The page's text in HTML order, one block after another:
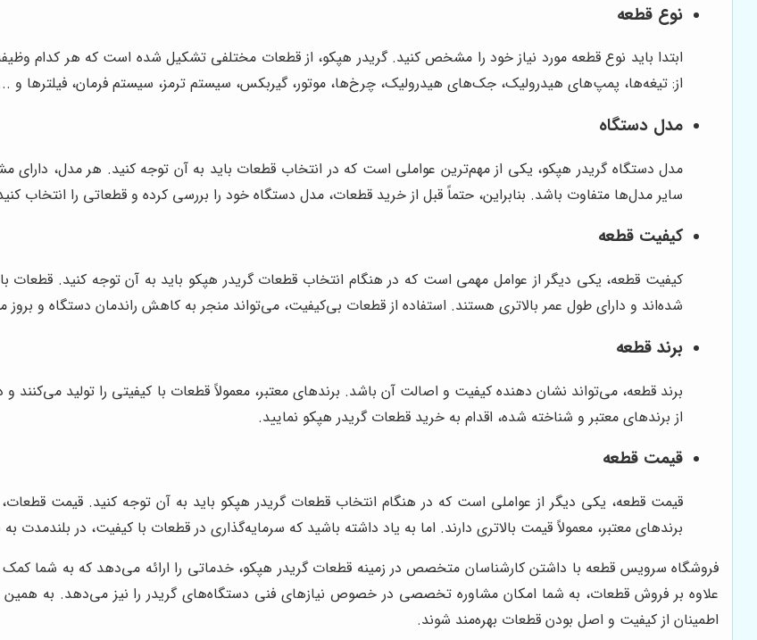
نوع قطعه
ابتدا باید نوع قطعه مورد نیاز خود را مشخص کنید. گریدر هپکو، از قطعات مختلفی تشکیل شده است که هر کدام
از: تیغه‌ها، پمپ‌های هیدرولیک، جک‌های هیدرولیک، چرخ‌ها، موتور، گیربکس، سیستم ترمز، سیستم فرمان، فیلترها و
مدل دستگاه
مدل دستگاه گریدر هپکو، یکی از مهم‌ترین عواملی است که در انتخاب قطعات باید به آن توجه کنید. هر مدل،
سایر مدل‌ها متفاوت باشد. بنابراین، حتماً قبل از خرید قطعات، مدل دستگاه خود را بررسی کرده و قطعاتی را انتخاب
کیفیت قطعه
کیفیت قطعه، یکی دیگر از عوامل مهمی است که در هنگام انتخاب قطعات گریدر هپکو باید به آن توجه کنید. قطعات با
شده‌اند و دارای طول عمر بالاتری هستند. استفاده از قطعات بی‌کیفیت، می‌تواند منجر به کاهش راندمان دستگاه و
برند قطعه
برند قطعه، می‌تواند نشان دهنده کیفیت و اصالت آن باشد. برندهای معتبر، معمولاً قطعات با کیفیتی را تولید
از برندهای معتبر و شناخته شده، اقدام به خرید قطعات گریدر هپکو نمایید.
قیمت قطعه
قیمت قطعه، یکی دیگر از عواملی است که در هنگام انتخاب قطعات گریدر هپکو باید به آن توجه کنید. قیمت قطعات،
برندهای معتبر، معمولاً قیمت بالاتری دارند. اما به یاد داشته باشید که سرمایه‌گذاری در قطعات با کیفیت، در بلندمدت
فروشگاه سرویس قطعه با داشتن کارشناسان متخصص در زمینه قطعات گریدر هپکو، خدماتی را ارائه می‌دهد که به شما کمک
علاوه بر فروش قطعات، به شما امکان مشاوره تخصصی در خصوص نیازهای فنی دستگاه‌های گریدر را نیز می‌دهد. به همین
اطمینان از کیفیت و اصل بودن قطعات بهره‌مند شوند.